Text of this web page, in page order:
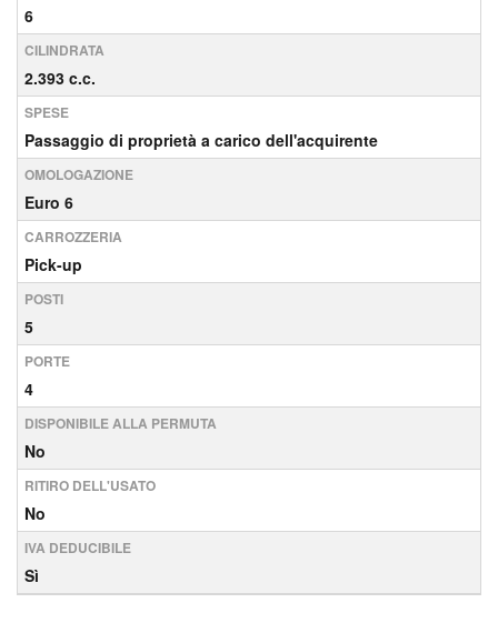
6
CILINDRATA
2.393 c.c.
SPESE
Passaggio di proprietà a carico dell'acquirente
OMOLOGAZIONE
Euro 6
CARROZZERIA
Pick-up
POSTI
5
PORTE
4
DISPONIBILE ALLA PERMUTA
No
RITIRO DELL'USATO
No
IVA DEDUCIBILE
Sì